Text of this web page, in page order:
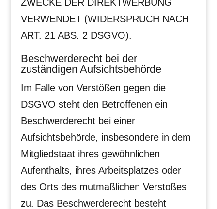
ZWECKE DER DIREKTWERBUNG
VERWENDET (WIDERSPRUCH NACH
ART. 21 ABS. 2 DSGVO).
Beschwerde­recht bei der
zuständigen Aufsichts­behörde
Im Falle von Verstößen gegen die
DSGVO steht den Betroffenen ein
Beschwerderecht bei einer
Aufsichtsbehörde, insbesondere in dem
Mitgliedstaat ihres gewöhnlichen
Aufenthalts, ihres Arbeitsplatzes oder
des Orts des mutmaßlichen Verstoßes
zu. Das Beschwerderecht besteht